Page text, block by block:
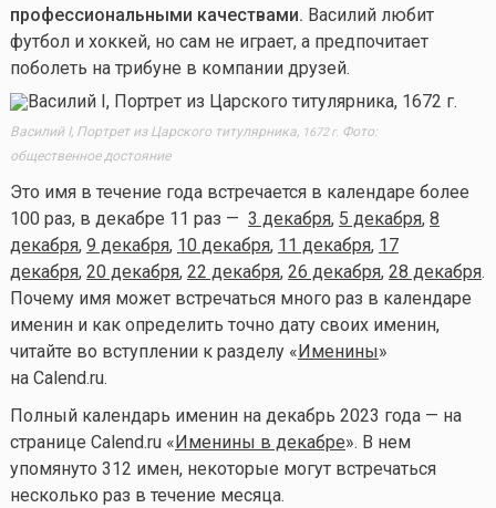
профессиональными качествами. Василий любит
футбол и хоккей, но сам не играет, а предпочитает
поболеть на трибуне в компании друзей.
Василий I, Портрет из Царского титулярника, 1672 г. Фото:
общественное достояние
Это имя в течение года встречается в календаре более
100 раз, в декабре 11 раз — 3 декабря, 5 декабря, 8
декабря, 9 декабря, 10 декабря, 11 декабря, 17
декабря, 20 декабря, 22 декабря, 26 декабря, 28 декабря.
Почему имя может встречаться много раз в календаре
именин и как определить точно дату своих именин,
читайте во вступлении к разделу « Именины»
на Calend.ru.
Полный календарь именин на декабрь 2023 года — на
странице Calend.ru « Именины в декабре». В нем
упомянуто 312 имен, некоторые могут встречаться
несколько раз в течение месяца.